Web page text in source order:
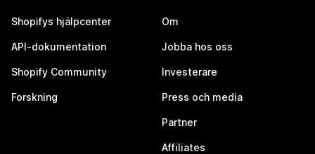
Shopifys hjälpcenter
API-dokumentation
Shopify Community
Forskning
Om
Jobba hos oss
Investerare
Press och media
Partner
Affiliates